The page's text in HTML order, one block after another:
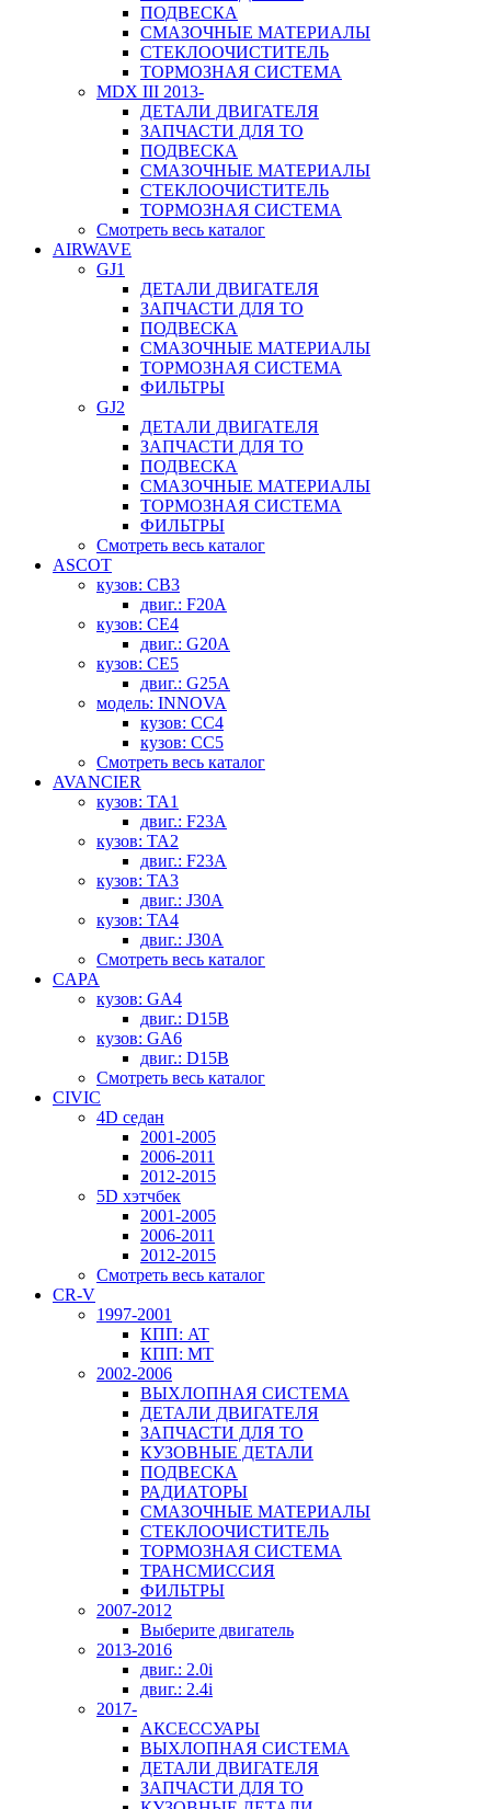
ПОДВЕСКА
СМАЗОЧНЫЕ МАТЕРИАЛЫ
СТЕКЛООЧИСТИТЕЛЬ
ТОРМОЗНАЯ СИСТЕМА
MDX III 2013-
ДЕТАЛИ ДВИГАТЕЛЯ
ЗАПЧАСТИ ДЛЯ ТО
ПОДВЕСКА
СМАЗОЧНЫЕ МАТЕРИАЛЫ
СТЕКЛООЧИСТИТЕЛЬ
ТОРМОЗНАЯ СИСТЕМА
Смотреть весь каталог
AIRWAVE
GJ1
ДЕТАЛИ ДВИГАТЕЛЯ
ЗАПЧАСТИ ДЛЯ ТО
ПОДВЕСКА
СМАЗОЧНЫЕ МАТЕРИАЛЫ
ТОРМОЗНАЯ СИСТЕМА
ФИЛЬТРЫ
GJ2
ДЕТАЛИ ДВИГАТЕЛЯ
ЗАПЧАСТИ ДЛЯ ТО
ПОДВЕСКА
СМАЗОЧНЫЕ МАТЕРИАЛЫ
ТОРМОЗНАЯ СИСТЕМА
ФИЛЬТРЫ
Смотреть весь каталог
ASCOT
кузов: CB3
двиг.: F20A
кузов: CE4
двиг.: G20A
кузов: CE5
двиг.: G25A
модель: INNOVA
кузов: CC4
кузов: CC5
Смотреть весь каталог
AVANCIER
кузов: TA1
двиг.: F23A
кузов: TA2
двиг.: F23A
кузов: TA3
двиг.: J30A
кузов: TA4
двиг.: J30A
Смотреть весь каталог
CAPA
кузов: GA4
двиг.: D15B
кузов: GA6
двиг.: D15B
Смотреть весь каталог
CIVIC
4D седан
2001-2005
2006-2011
2012-2015
5D хэтчбек
2001-2005
2006-2011
2012-2015
Смотреть весь каталог
CR-V
1997-2001
КПП: AT
КПП: MT
2002-2006
ВЫХЛОПНАЯ СИСТЕМА
ДЕТАЛИ ДВИГАТЕЛЯ
ЗАПЧАСТИ ДЛЯ ТО
КУЗОВНЫЕ ДЕТАЛИ
ПОДВЕСКА
РАДИАТОРЫ
СМАЗОЧНЫЕ МАТЕРИАЛЫ
СТЕКЛООЧИСТИТЕЛЬ
ТОРМОЗНАЯ СИСТЕМА
ТРАНСМИССИЯ
ФИЛЬТРЫ
2007-2012
Выберите двигатель
2013-2016
двиг.: 2.0i
двиг.: 2.4i
2017-
АКСЕССУАРЫ
ВЫХЛОПНАЯ СИСТЕМА
ДЕТАЛИ ДВИГАТЕЛЯ
ЗАПЧАСТИ ДЛЯ ТО